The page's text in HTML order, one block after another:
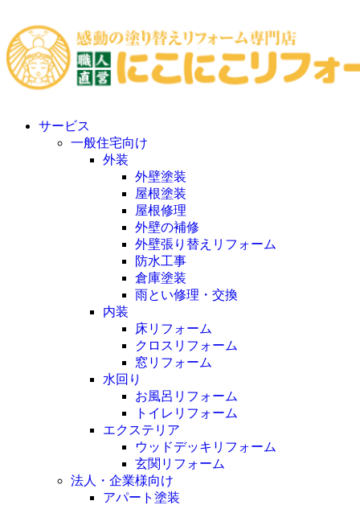
サービス
一般住宅向け
外装
外壁塗装
屋根塗装
屋根修理
外壁の補修
外壁張り替えリフォーム
防水工事
倉庫塗装
雨とい修理・交換
内装
床リフォーム
クロスリフォーム
窓リフォーム
水回り
お風呂リフォーム
トイレリフォーム
エクステリア
ウッドデッキリフォーム
玄関リフォーム
法人・企業様向け
アパート塗装